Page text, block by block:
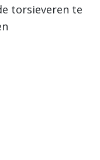
torsieveren te